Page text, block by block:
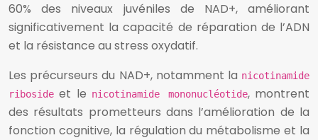
60% des niveaux juvéniles de NAD+, améliorant
significativement la capacité de réparation de l’ADN
et la résistance au stress oxydatif.
Les précurseurs du NAD+, notamment la nicotinamide
riboside et le nicotinamide mononucléotide, montrent
des résultats prometteurs dans l’amélioration de la
fonction cognitive, la régulation du métabolisme et la